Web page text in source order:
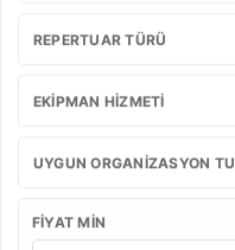
REPERTUAR TÜRÜ
EKIPMAN HIZMETI
UYGUN ORGANIZASYON
FIYAT MIN
daha kompakt
Birçok
Kına, nişan ve
düğünden farklı
roman havası ve
törenlerinde daha
tercih edilebilir.